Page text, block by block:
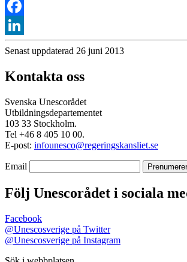
Facebook
LinkedIn
Senast uppdaterad 26 juni 2013
Kontakta oss
Svenska Unescorådet
Utbildningsdepartementet
103 33 Stockholm.
Tel +46 8 405 10 00.
E-post: infounesco@regeringskansliet.se
Email
Följ Unescorådet i sociala
Facebook
@Unescosverige på Twitter
@Unescosverige på Instagram